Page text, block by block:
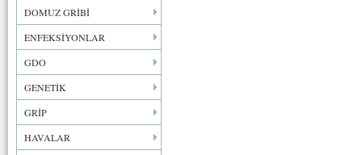
DOMUZ GRİBİ
ENFEKSİYONLAR
GDO
GENETİK
GRİP
HAVALAR